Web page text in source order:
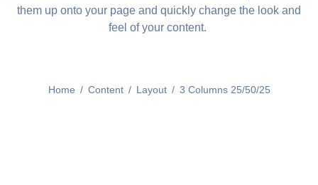
them up onto your page and quickly change the look and
feel of your content.
Home / Content / Layout / 3 Columns 25/50/25